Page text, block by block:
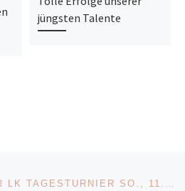
jüngsten Talente
EBERHARD BRÄUER LK TAGESTURNIER SO., 11. AUGUST 2024